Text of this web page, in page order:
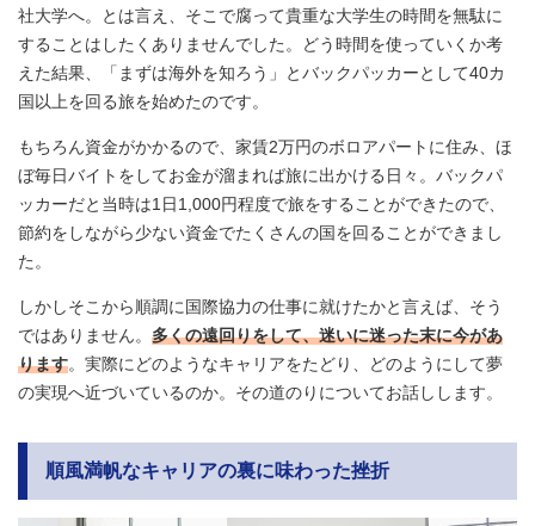
社大学へ。とは言え、そこで腐って貴重な大学生の時間を無駄に
することはしたくありませんでした。どう時間を使っていくか考
えた結果、「まずは海外を知ろう」とバックパッカーとして40カ
国以上を回る旅を始めたのです。
もちろん資金がかかるので、家賃2万円のボロアパートに住み、ほ
ぼ毎日バイトをしてお金が溜まれば旅に出かける日々。バックパ
ッカーだと当時は1日1,000円程度で旅をすることができたので、
節約をしながら少ない資金でたくさんの国を回ることができまし
た。
しかしそこから順調に国際協力の仕事に就けたかと言えば、そう
ではありません。 多くの遠回りをして、迷いに迷った末に今があ
ります。実際にどのようなキャリアをたどり、どのようにして夢
の実現へ近づいているのか。その道のりについてお話しします。
順風満帆なキャリアの裏に味わった挫折